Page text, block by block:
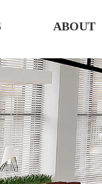
ABOUT